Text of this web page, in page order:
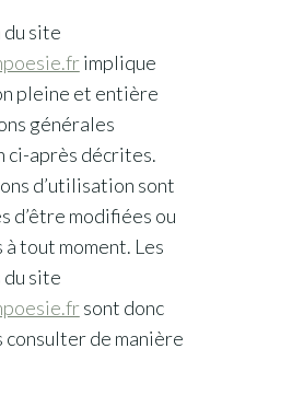
du site
implique
pleine et entière
générales
ci-après décrites.
d’utilisation sont
d’être modifiées ou
tout moment. Les
site
sont donc
consulter de manière